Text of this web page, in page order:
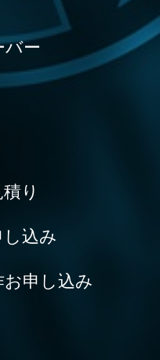
バー
り
込み
申し込み